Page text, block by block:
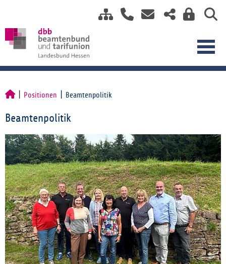
Positionen Beamtenpolitik
Beamtenpolitik